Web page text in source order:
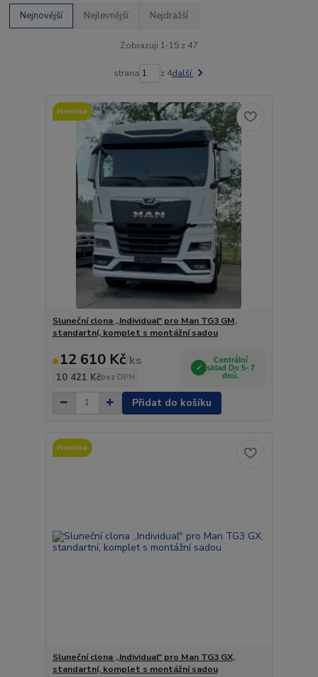
Nejnovější Nejlevnější Nejdražší
Zobrazuji 1-15 z 47
strana z 4další
Novinka
Sluneční clona ,,Individual" pro Man TG3 GM,
standartní, komplet s montážní sadou
12 610 Kč/ks
10 421 Kčbez DPH
Centrální
sklad Do 5- 7
dnů.
Přidat do košíku
Novinka
Sluneční clona ,,Individual" pro Man TG3 GX,
standartní, komplet s montážní sadou